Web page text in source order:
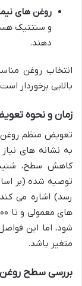
روغن های
و سنتتیک
دهند.
انتخاب روغن
بالایی برخوردار
زمان و نحوه
تعویض منظم روغن
به نشانه های
کاهش سطح،
توصیه شده (بر
شود، اما این
متغیر باشد.
بررسی سطح روغن